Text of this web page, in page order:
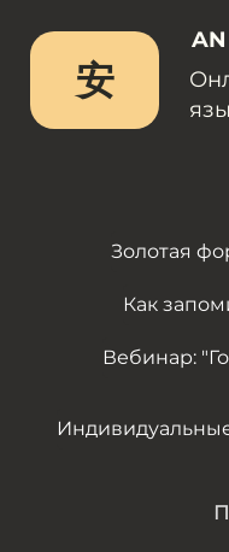
安
Золотая
Как
Вебинар: